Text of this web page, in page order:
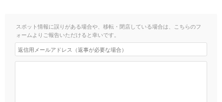
スポット情報に誤りがある場合や、移転・閉店している場合は、こちらのフ
ォームよりご報告いただけると幸いです。